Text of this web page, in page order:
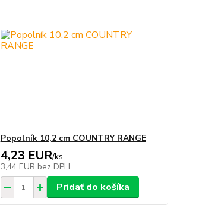
Popolník 10,2 cm COUNTRY RANGE
4,23 EUR/ks
3,44 EUR bez DPH
Pridať do košíka